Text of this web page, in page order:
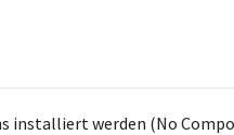
installiert werden (No